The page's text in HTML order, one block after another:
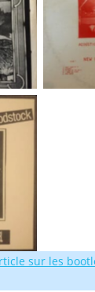
sur les